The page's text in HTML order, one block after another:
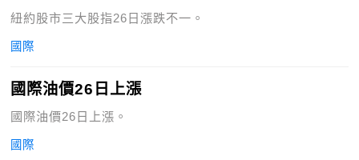
紐約股市三大股指26日漲跌不一。
國際
國際油價26日上漲
國際油價26日上漲。
國際